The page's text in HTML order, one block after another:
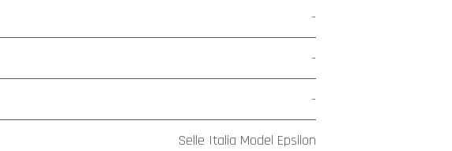
-
-
-
Selle Italia Model Epsilon